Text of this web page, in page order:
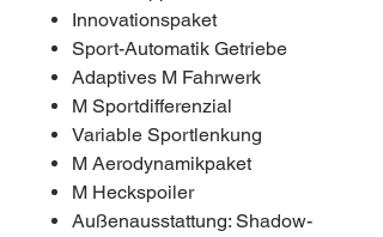
Innovationspaket
Sport-Automatik Getriebe
Adaptives M Fahrwerk
M Sportdifferenzial
Variable Sportlenkung
M Aerodynamikpaket
M Heckspoiler
Außenausstattung: Shadow-